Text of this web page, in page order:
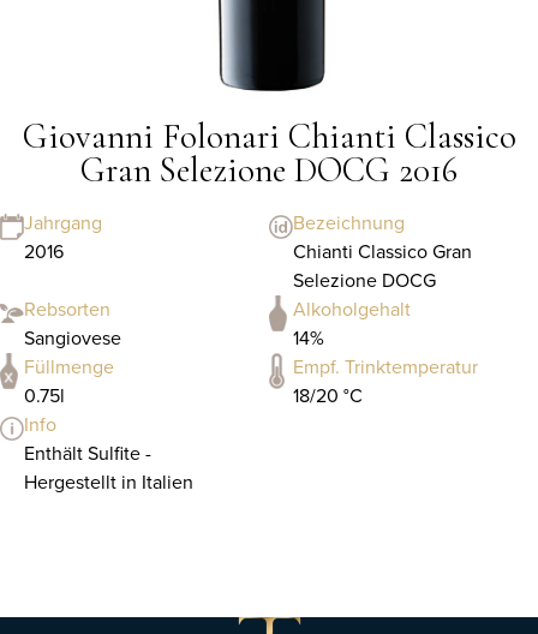
Giovanni Folonari Chianti Classico
Gran Selezione DOCG 2016
Jahrgang
2016
Bezeichnung
Chianti Classico Gran
Selezione DOCG
Rebsorten
Sangiovese
Alkoholgehalt
14%
Füllmenge
0.75l
Empf. Trinktemperatur
18/20 °C
Info
Enthält Sulfite -
Hergestellt in Italien